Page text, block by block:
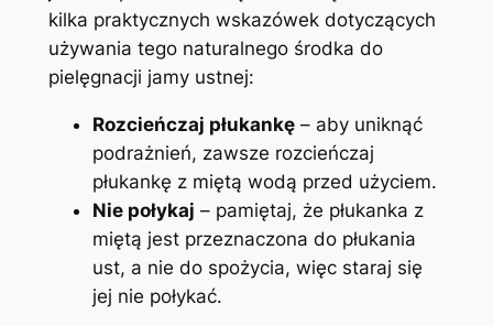
kilka praktycznych wskazówek dotyczących
używania tego naturalnego środka do
pielęgnacji jamy ustnej:
Rozcieńczaj płukankę– aby uniknąć
podrażnień, zawsze rozcieńczaj
płukankę z miętą wodą przed użyciem.
Nie połykaj – pamiętaj, że płukanka z
miętą jest przeznaczona do płukania
ust, a nie do spożycia, więc staraj się
jej nie połykać.